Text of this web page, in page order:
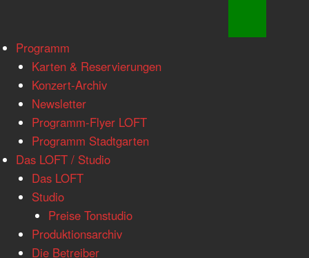
www.loftkoeln.de
navigation
Skip
content
Programm
Karten & Reservierungen
Konzert-Archiv
Newsletter
Programm-Flyer LOFT
Programm Stadtgarten
Das LOFT / Studio
Das LOFT
Studio
Preise Tonstudio
Produktionsarchiv
Die Betreiber